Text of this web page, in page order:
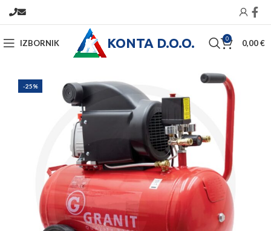
IZBORNIK KONTA D.O.O. 0 0,00€
-25%